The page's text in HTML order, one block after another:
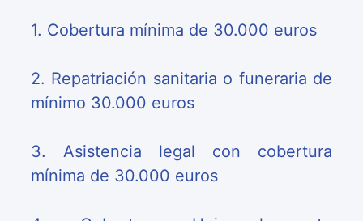
1. Cobertura mínima de 30.000 euros
2. Repatriación sanitaria o funeraria de
mínimo 30.000 euros
3. Asistencia legal con cobertura
mínima de 30.000 euros